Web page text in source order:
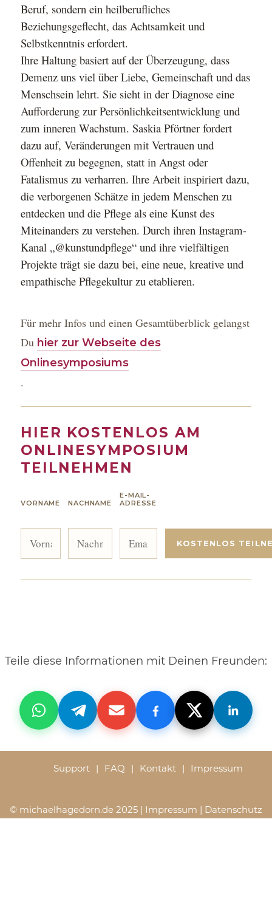
Beruf, sondern ein heilberufliches
Beziehungsgeflecht, das Achtsamkeit und
Selbstkenntnis erfordert.
Ihre Haltung basiert auf der Überzeugung, dass
Demenz uns viel über Liebe, Gemeinschaft und das
Menschsein lehrt. Sie sieht in der Diagnose eine
Aufforderung zur Persönlichkeitsentwicklung und
zum inneren Wachstum. Saskia Pförtner fordert
dazu auf, Veränderungen mit Vertrauen und
Offenheit zu begegnen, statt in Angst oder
Fatalismus zu verharren. Ihre Arbeit inspiriert dazu,
die verborgenen Schätze in jedem Menschen zu
entdecken und die Pflege als eine Kunst des
Miteinanders zu verstehen. Durch ihren Instagram-
Kanal „@kunstundpflege“ und ihre vielfältigen
Projekte trägt sie dazu bei, eine neue, kreative und
empathische Pflegekultur zu etablieren.
Für mehr Infos und einen Gesamtüberblick gelangst
Du hier zur Webseite des
Onlinesymposiums
.
HIER KOSTENLOS AM
ONLINESYMPOSIUM
TEILNEHMEN
VORNAME NACHNAME
E-MAIL-
ADRESSE
Teile diese Informationen mit Deinen Freunden:
Support FAQ Kontakt Impressum
© michaelhagedorn.de 2025 | Impressum | Datenschutz